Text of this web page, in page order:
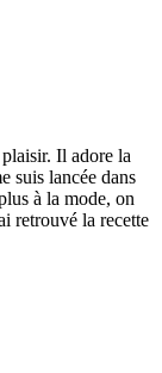
Il adore la
suis lancée dans
à la mode, on
retrouvé la recette